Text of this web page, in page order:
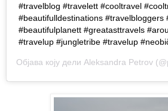
#travelblog #travelett #cooltravel
#beautifulldestinations #travelbloggers
#beautifulplanett #greatasttravels
#travelup #jungletribe #travelup
Објава коју дели Aleksandra Petrov